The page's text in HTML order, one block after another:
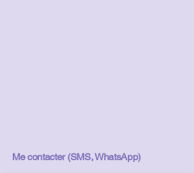
Me contacter (SMS, WhatsApp)